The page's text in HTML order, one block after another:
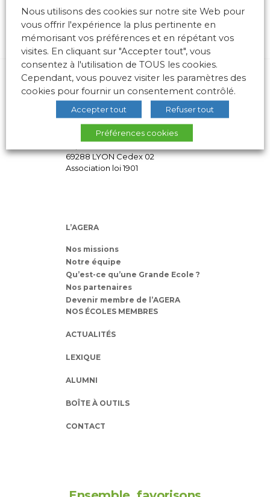
10 place des Archives – Bât G –
69288 LYON Cedex 02
Association loi 1901
L’AGERA
Nos missions
Notre équipe
Qu’est-ce qu’une Grande Ecole ?
Nos partenaires
Devenir membre de l’AGERA
NOS ÉCOLES MEMBRES
ACTUALITÉS
LEXIQUE
ALUMNI
BOÎTE À OUTILS
CONTACT
Nous utilisons des cookies sur notre site Web pour
vous offrir l'expérience la plus pertinente en
mémorisant vos préférences et en répétant vos
visites. En cliquant sur "Accepter tout", vous
consentez à l'utilisation de TOUS les cookies.
Cependant, vous pouvez visiter les paramètres des
cookies pour fournir un consentement contrôlé.
Accepter tout Refuser tout
Préférences cookies